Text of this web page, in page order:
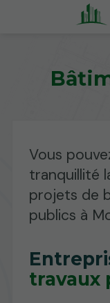
Vous
tranquillité
projets de
publics à
travaux